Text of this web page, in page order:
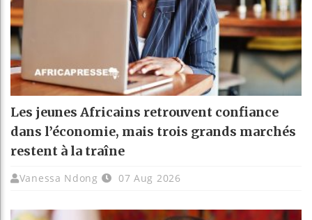
Les jeunes Africains retrouvent confiance
dans l’économie, mais trois grands marchés
restent à la traîne
Vanessa Ndong 07 Aug 2026